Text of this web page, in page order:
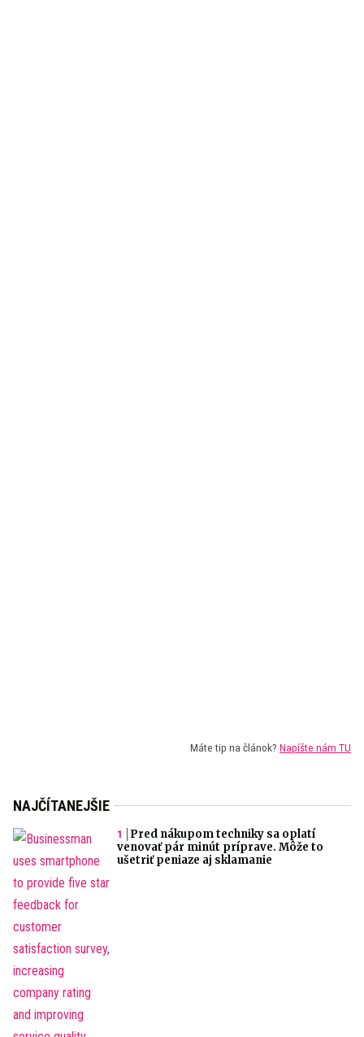
Máte tip na článok? Napíšte nám TU
NAJČÍTANEJŠIE
Pred nákupom techniky sa oplatí
venovať pár minút príprave. Môže to
ušetriť peniaze aj sklamanie